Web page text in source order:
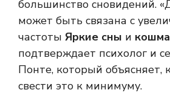
большинство сновидений.
может быть связана с
частоты Яркие сны и
подтверждает психолог и
Понте, который объясняет,
свести это к минимуму.